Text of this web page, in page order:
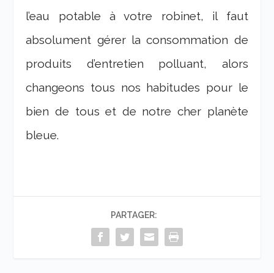
l’eau potable à votre robinet, il faut
absolument gérer la consommation de
produits d’entretien polluant, alors
changeons tous nos habitudes pour le
bien de tous et de notre cher planète
bleue.
PARTAGER: